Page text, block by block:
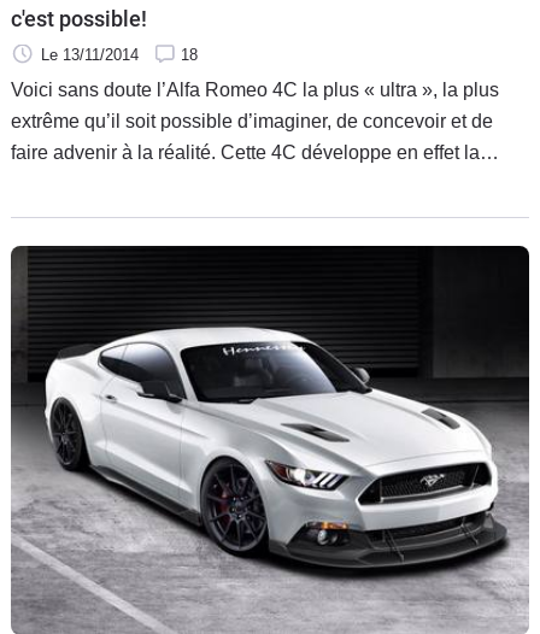
c'est possible!
Le 13/11/2014 18
Voici sans doute l’Alfa Romeo 4C la plus « ultra », la plus
extrême qu’il soit possible d’imaginer, de concevoir et de
faire advenir à la réalité. Cette 4C développe en effet la